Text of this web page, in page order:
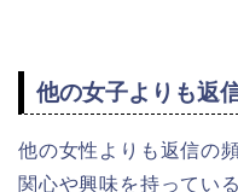
他の女子よりも返
他の女性よりも返信の
関心や興味を持ってい